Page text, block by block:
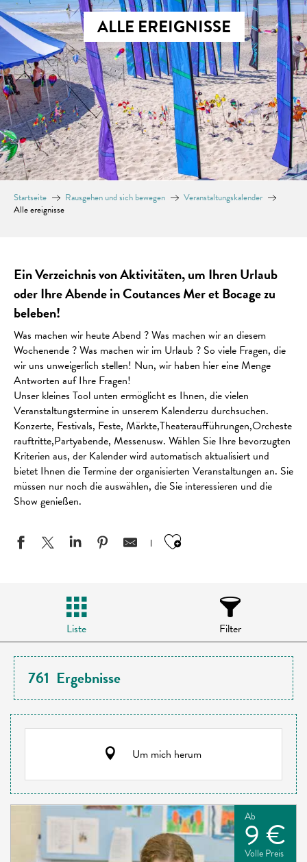
ALLE EREIGNISSE
Startseite Rausgehen und sich bewegen
Veranstaltungskalender
Alle ereignisse
Ein Verzeichnis von Aktivitäten, um Ihren Urlaub
oder Ihre Abende in Coutances Mer et Bocage zu
beleben!
Was machen wir heute Abend ? Was machen wir an diesem
Wochenende ? Was machen wir im Urlaub ? So viele Fragen, die
wir uns unweigerlich stellen! Nun, wir haben hier eine Menge
Antworten auf Ihre Fragen!
Unser kleines Tool unten ermöglicht es Ihnen, die vielen
Veranstaltungstermine in unserem Kalenderzu durchsuchen.
Konzerte, Festivals, Feste, Märkte,Theateraufführungen,Orcheste
rauftritte,Partyabende, Messenusw. Wählen Sie Ihre bevorzugten
Kriterien aus, der Kalender wird automatisch aktualisiert und
bietet Ihnen die Termine der organisierten Veranstaltungen an. Sie
müssen nur noch die auswählen, die Sie interessieren und die
Show genießen.
Ajouter aux
Liste Filter
761 Ergebnisse
Um mich herum
Ab
9 €
Volle Preis